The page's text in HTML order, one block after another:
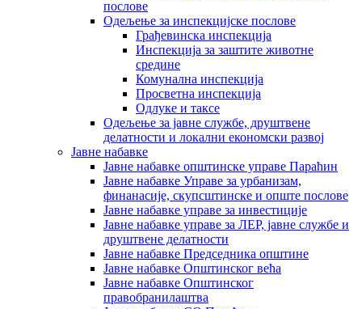
послове
Одељење за инспекцијске послове
Грађевинска инспекција
Инспекција за заштите животне
средине
Комунална инспекција
Просветна инспекција
Одлуке и таксе
Одељење за јавне службе, друштвене
делатности и локални економски развој
Јавне набавке
Јавне набавке општинске управе Параћин
Јавне набавке Управе за урбанизам,
финанасије, скупсштинске и опште послове
Јавне набавке управе за инвестиције
Јавне набавке управе за ЛЕР, јавне службе и
друштвене делатности
Јавне набавке Председника општине
Јавне набавке Општинског већа
Јавне набавке Општинског
правобранилаштва